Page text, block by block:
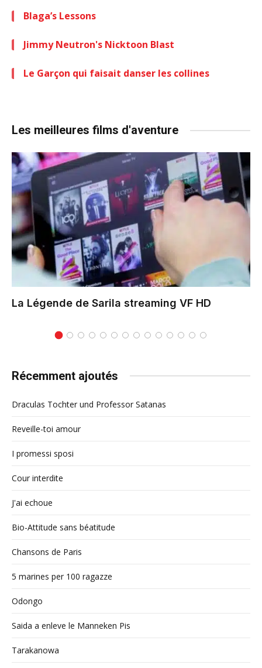
Blaga’s Lessons
Jimmy Neutron's Nicktoon Blast
Le Garçon qui faisait danser les collines
Les meilleures films d'aventure
La Légende de Sarila streaming VF HD
Récemment ajoutés
Draculas Tochter und Professor Satanas
Reveille-toi amour
I promessi sposi
Cour interdite
J'ai echoue
Bio-Attitude sans béatitude
Chansons de Paris
5 marines per 100 ragazze
Odongo
Saida a enleve le Manneken Pis
Tarakanowa